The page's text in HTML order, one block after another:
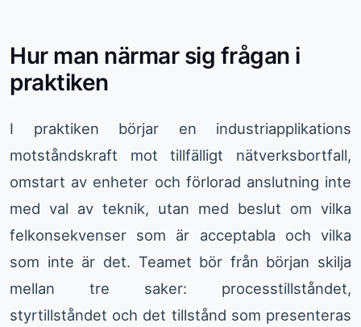
Hur man närmar sig frågan i
praktiken
I praktiken börjar en industriapplikations
motståndskraft mot tillfälligt nätverksbortfall,
omstart av enheter och förlorad anslutning inte
med val av teknik, utan med beslut om vilka
felkonsekvenser som är acceptabla och vilka
som inte är det. Teamet bör från början skilja
mellan tre saker: processtillståndet,
styrtillståndet och det tillstånd som presenteras